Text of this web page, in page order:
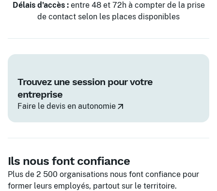
Délais d'accès :entre 48 et 72h à compter de la prise
de contact selon les places disponibles
Trouvez une session pour votre
entreprise
Faire le devis en autonomie
Ils nous font confiance
Plus de 2 500 organisations nous font confiance pour
former leurs employés, partout sur le territoire.